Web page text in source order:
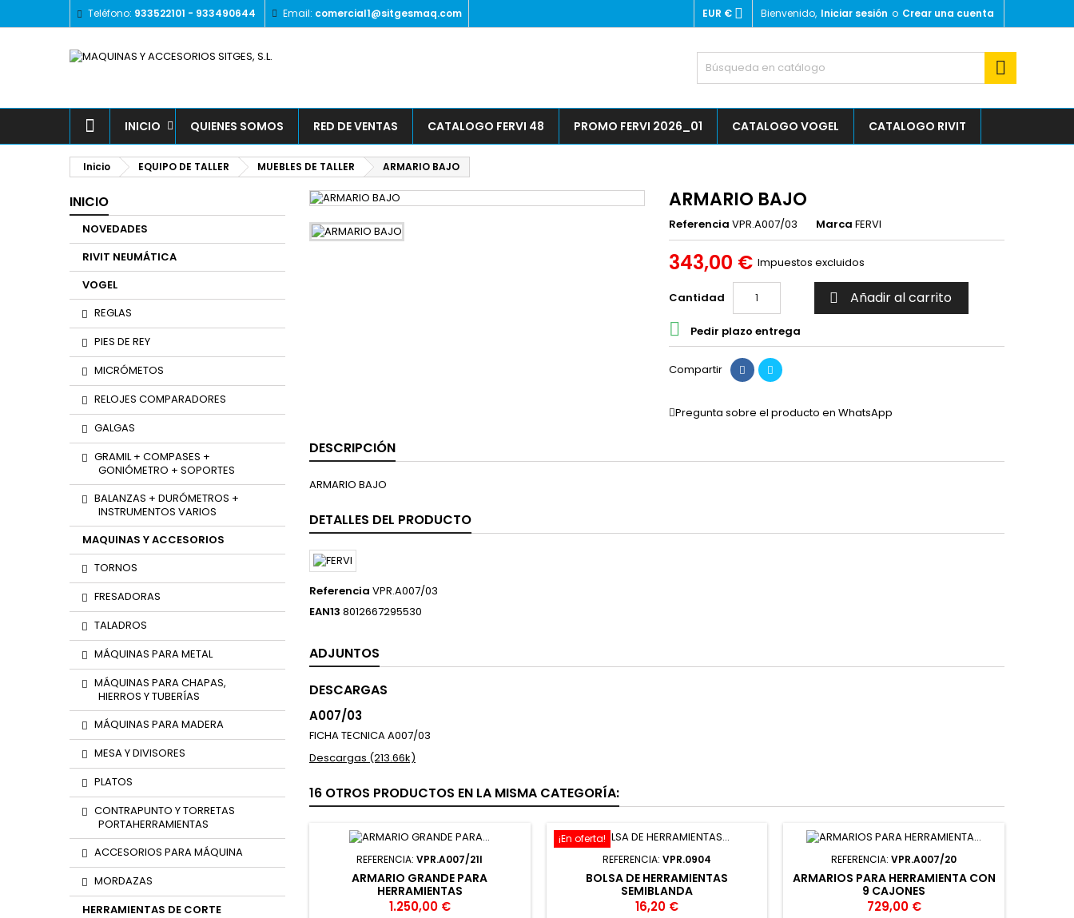
Teléfono: 933522101 - 933490644 Email: comercial1@sitgesmaq.com Bienvenido, Iniciar sesión o Crear una cuenta
EUR € 

INICIO QUIENES SOMOS RED DE VENTAS CATALOGO FERVI 48 PROMO FERVI 2026_01 CATALOGO VOGEL CATALOGO RIVIT
Inicio EQUIPO DE TALLER MUEBLES DE TALLER ARMARIO BAJO
INICIO
NOVEDADES
RIVIT NEUMÁTICA
VOGEL
REGLAS
PIES DE REY
MICRÓMETOS
RELOJES COMPARADORES
GALGAS
GRAMIL + COMPASES +
GONIÓMETRO + SOPORTES
BALANZAS + DURÓMETROS +
INSTRUMENTOS VARIOS
MAQUINAS Y ACCESORIOS
TORNOS
FRESADORAS
TALADROS
MÁQUINAS PARA METAL
MÁQUINAS PARA CHAPAS,
HIERROS Y TUBERÍAS
MÁQUINAS PARA MADERA
MESA Y DIVISORES
PLATOS
CONTRAPUNTO Y TORRETAS
PORTAHERRAMIENTAS
ACCESORIOS PARA MÁQUINA
MORDAZAS
HERRAMIENTAS DE CORTE
ARMARIO BAJO
Referencia VPR.A007/03 Marca FERVI
343,00 € Impuestos excluidos
Cantidad  Añadir al carrito
 Pedir plazo entrega
Compartir
Pregunta sobre el producto en WhatsApp
DESCRIPCIÓN
ARMARIO BAJO
DETALLES DEL PRODUCTO
Referencia VPR.A007/03
EAN13 8012667295530
ADJUNTOS
DESCARGAS
A007/03
FICHA TECNICA A007/03
Descargas (213.66k)
16 OTROS PRODUCTOS EN LA MISMA CATEGORÍA:
REFERENCIA:VPR.A007/21I
ARMARIO GRANDE PARA
HERRAMIENTAS
1.250,00 €
¡En oferta!
REFERENCIA: VPR.0904
BOLSA DE HERRAMIENTAS
SEMIBLANDA
16,20 €
REFERENCIA:VPR.A007/20
ARMARIOS PARA HERRAMIENTA CON
9 CAJONES
729,00 €